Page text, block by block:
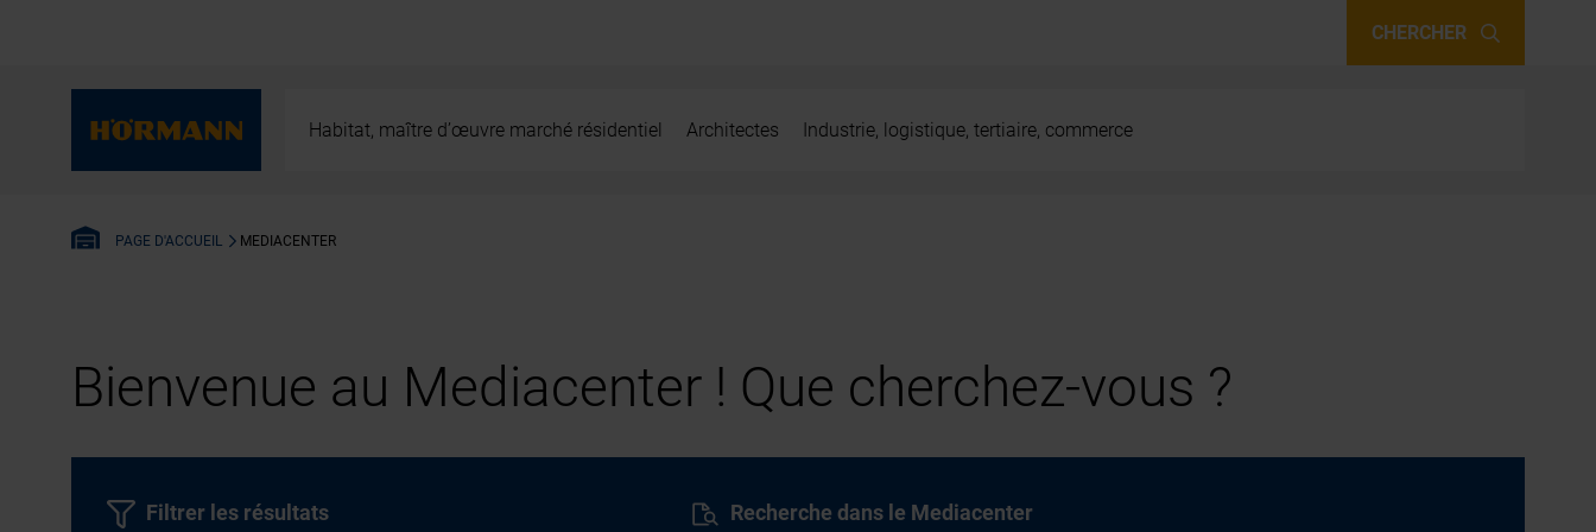
CHERCHER
Habitat, maître d’œuvre marché résidentiel Architectes Industrie, logistique, tertiaire, commerce
PAGE D'ACCUEIL MEDIACENTER
Bienvenue au Mediacenter ! Que cherchez-vous ?
Recherche dans le Mediacenter
Filtrer les résultats